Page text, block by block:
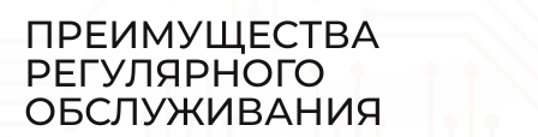
ПРЕИМУЩЕСТВА
РЕГУЛЯРНОГО
ОБСЛУЖИВАНИЯ